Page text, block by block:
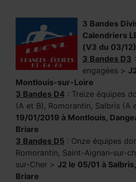
3 Bandes
Calendriers
(V3 du 03/12)
3 Bandes D3
engagées >
Montlouis-sur-Loire
3 Bandes D4 : Treize équipes
(A et B), Romorantin, Salbris (A
19/01/2019 à Montlouis,
Briare
3 Bandes D5 : Onze équipes
Romorantin, Saint-Aignan-sur-
sur-Cher > J2 le 05/01 à
Briare